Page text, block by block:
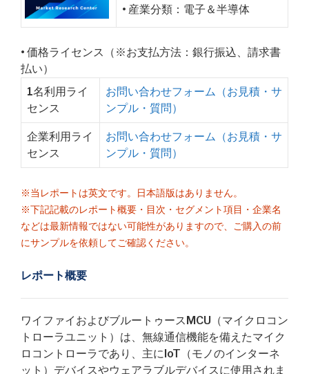
• 産業分類：電子＆半導体
• 価格ライセンス（※お支払方法：銀行振込、請求書
払い）
1名利用ライ
センス
お問い合わせフォーム（お見積・サ
ンプル・質問）
企業利用ライ
センス
お問い合わせフォーム（お見積・サ
ンプル・質問）
※当レポートは英文です。日本語版はありません。
※下記記載のレポート概要・目次・セグメント項目・企業名
などは最新情報ではない可能性がありますので、ご購入の前
にサンプルを依頼してご確認ください。
レポート概要
ワイファイおよびブルートゥースMCU（マイクロコン
トローラユニット）は、無線通信機能を備えたマイク
ロコントローラであり、主にIoT（モノのインターネ
ット）デバイスやウェアラブルデバイスに使用されま